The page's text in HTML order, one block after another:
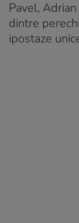
Pavel,
dintre
ipostaze